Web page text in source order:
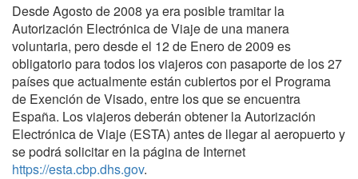
Desde Agosto de 2008 ya era posible tramitar la
Autorización Electrónica de Viaje de una manera
voluntaria, pero desde el 12 de Enero de 2009 es
obligatorio para todos los viajeros con pasaporte de los 27
países que actualmente están cubiertos por el Programa
de Exención de Visado, entre los que se encuentra
España. Los viajeros deberán obtener la Autorización
Electrónica de Viaje (ESTA) antes de llegar al aeropuerto y
se podrá solicitar en la página de Internet
https://esta.cbp.dhs.gov.